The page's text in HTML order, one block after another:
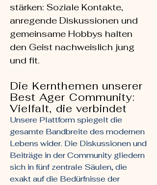
stärken: Soziale Kontakte,
anregende Diskussionen und
gemeinsame Hobbys halten
den Geist nachweislich jung
und fit.
Die Kernthemen unserer
Best Ager Community:
Vielfalt, die verbindet
Unsere Plattform spiegelt die
gesamte Bandbreite des modernen
Lebens wider. Die Diskussionen und
Beiträge in der Community gliedern
sich in fünf zentrale Säulen, die
exakt auf die Bedürfnisse der